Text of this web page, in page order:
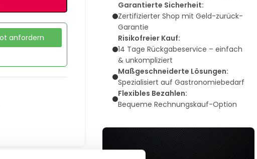
anfordern
Garantierte Sicherheit:
Zertifizierter Shop mit Geld-zurück-
Garantie
Risikofreier Kauf:
14 Tage Rückgabeservice – einfach
& unkompliziert
Maßgeschneiderte Lösungen:
Spezialisiert auf Gastronomiebedarf
Flexibles Bezahlen:
Bequeme Rechnungskauf-Option